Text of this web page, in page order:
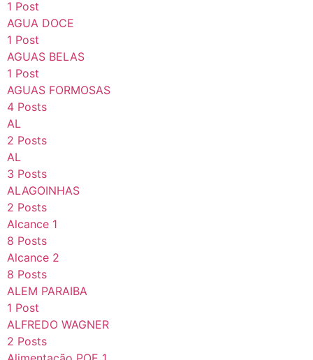
1 Post
AGUA DOCE
1 Post
AGUAS BELAS
1 Post
AGUAS FORMOSAS
4 Posts
AL
2 Posts
AL
3 Posts
ALAGOINHAS
2 Posts
Alcance 1
8 Posts
Alcance 2
8 Posts
ALEM PARAIBA
1 Post
ALFREDO WAGNER
2 Posts